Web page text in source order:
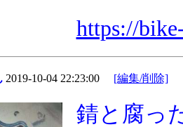
https://
2019-10-04 22:23:00 [編集/削除]
錆と腐っ